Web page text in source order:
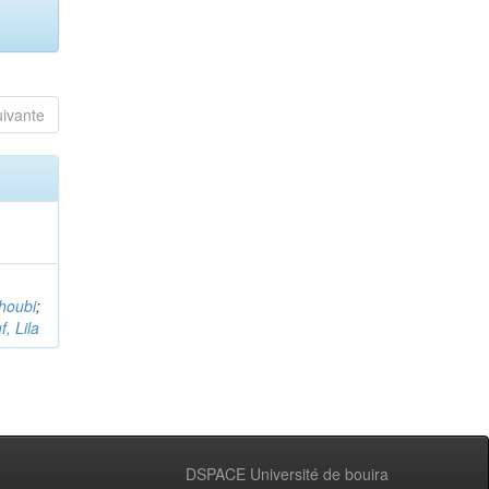
;
Lila
DSPACE Université de bouira